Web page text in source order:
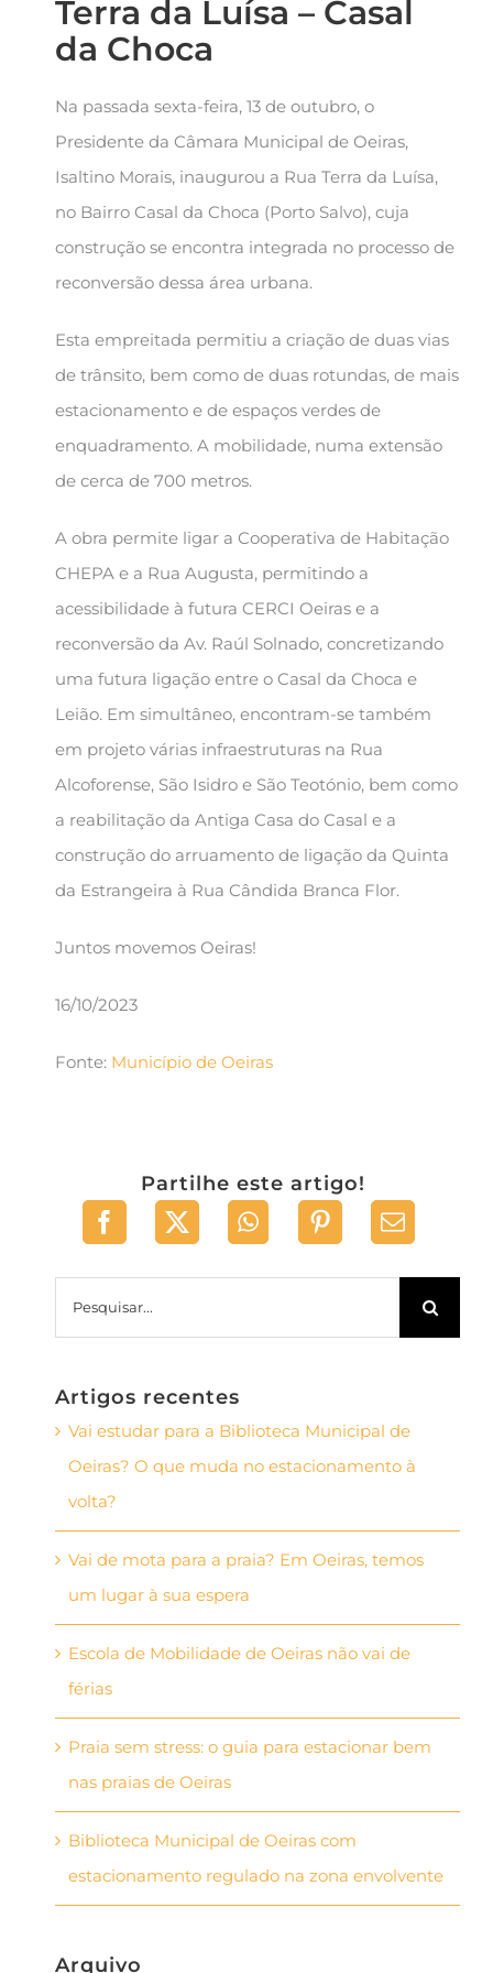
Terra da Luísa – Casal
da Choca
Na passada sexta-feira, 13 de outubro, o
Presidente da Câmara Municipal de Oeiras,
Isaltino Morais, inaugurou a Rua Terra da Luísa,
no Bairro Casal da Choca (Porto Salvo), cuja
construção se encontra integrada no processo de
reconversão dessa área urbana.
Esta empreitada permitiu a criação de duas vias
de trânsito, bem como de duas rotundas, de mais
estacionamento e de espaços verdes de
enquadramento. A mobilidade, numa extensão
de cerca de 700 metros.
A obra permite ligar a Cooperativa de Habitação
CHEPA e a Rua Augusta, permitindo a
acessibilidade à futura CERCI Oeiras e a
reconversão da Av. Raúl Solnado, concretizando
uma futura ligação entre o Casal da Choca e
Leião. Em simultâneo, encontram-se também
em projeto várias infraestruturas na Rua
Alcoforense, São Isidro e São Teotónio, bem como
a reabilitação da Antiga Casa do Casal e a
construção do arruamento de ligação da Quinta
da Estrangeira à Rua Cândida Branca Flor.
Juntos movemos Oeiras!
16/10/2023
Fonte: Município de Oeiras
Partilhe este artigo!
Artigos recentes
Vai estudar para a Biblioteca Municipal de
Oeiras? O que muda no estacionamento à
volta?
Vai de mota para a praia? Em Oeiras, temos
um lugar à sua espera
Escola de Mobilidade de Oeiras não vai de
férias
Praia sem stress: o guia para estacionar bem
nas praias de Oeiras
Biblioteca Municipal de Oeiras com
estacionamento regulado na zona envolvente
Arquivo